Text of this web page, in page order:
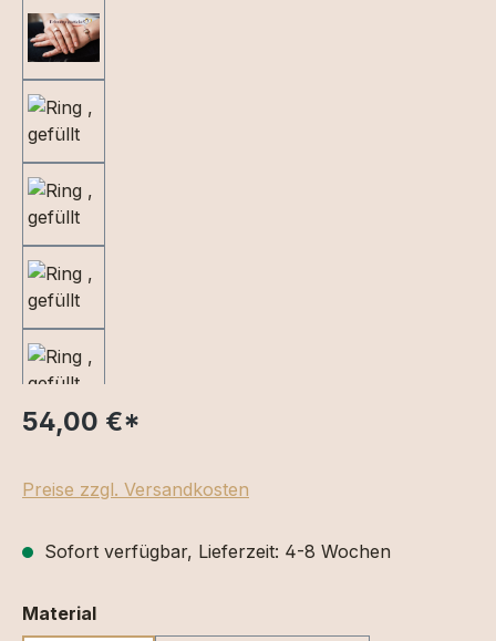
54,00 €*
Preise zzgl. Versandkosten
Sofort verfügbar, Lieferzeit: 4-8 Wochen
Materialauswählen